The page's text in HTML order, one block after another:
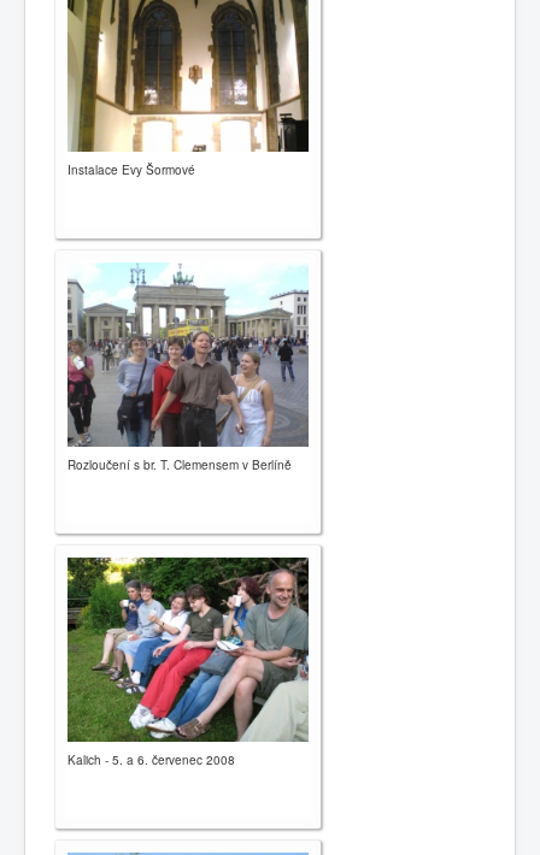
Kalendář
Kontakty
Sbory
Dokumenty
Galerie
Napište nám
Publikace
Instalace Evy Šormové
Rozloučení s br. T. Clemensem v Berlíně
Kalich - 5. a 6. červenec 2008